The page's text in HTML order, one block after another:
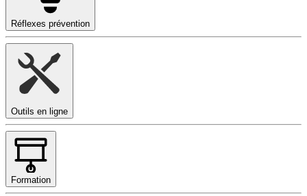
Réflexes prévention
Outils en ligne
Formation